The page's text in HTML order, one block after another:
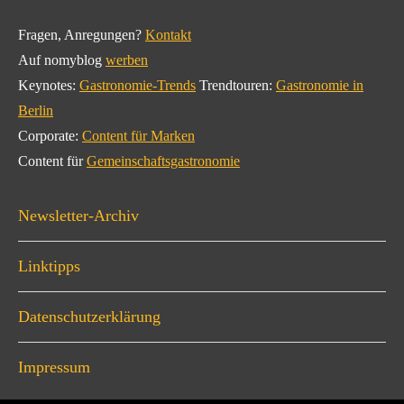
Fragen, Anregungen? Kontakt
Auf nomyblog werben
Keynotes: Gastronomie-Trends Trendtouren: Gastronomie in
Berlin
Corporate: Content für Marken
Content fürGemeinschaftsgastronomie
Newsletter-Archiv
Linktipps
Datenschutzerklärung
Impressum